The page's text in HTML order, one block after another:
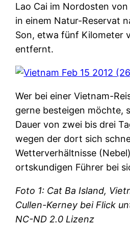
Lao Cai im Nordosten
in einem Natur-Reservat
Son, etwa fünf Kilometer
entfernt.
Wer bei einer Vietnam-
gerne besteigen möchte,
Dauer von zwei bis drei
wegen der dort sich
Wetterverhältnisse
ortskundigen Führer bei
Foto 1: Cat Ba Island,
Cullen-Kerney bei Flick
NC-ND 2.0 Lizenz